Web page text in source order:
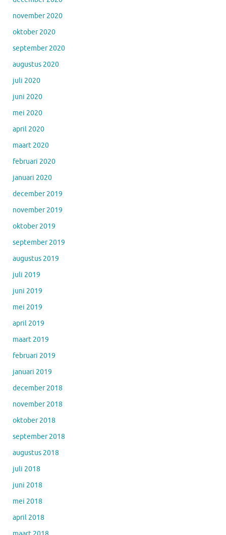
november 2020
oktober 2020
september 2020
augustus 2020
juli 2020
juni 2020
mei 2020
april 2020
maart 2020
februari 2020
januari 2020
december 2019
november 2019
oktober 2019
september 2019
augustus 2019
juli 2019
juni 2019
mei 2019
april 2019
maart 2019
februari 2019
januari 2019
december 2018
november 2018
oktober 2018
september 2018
augustus 2018
juli 2018
juni 2018
mei 2018
april 2018